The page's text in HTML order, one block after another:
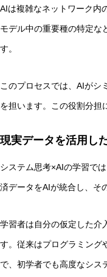
AIは複雑なネットワーク内
モデル中の重要種の特定な
す。
このプロセスでは、AIがシ
を担います。この役割分担
現実データを活用し
システム思考×AIの学習で
済データをAIが統合し、そ
学習者は自分の仮定した介
す。従来はプログラミング
で、初学者でも高度なシス